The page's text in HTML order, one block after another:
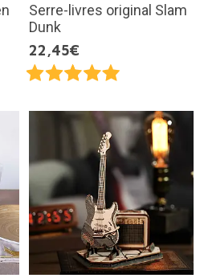
Serre-livres original Slam
Dunk
22,45€